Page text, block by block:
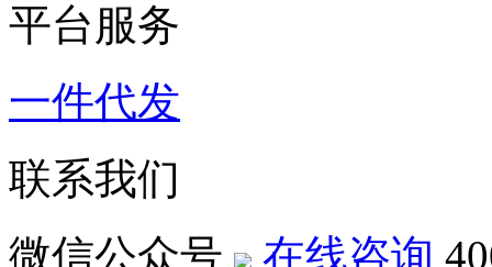
平台服务
一件代发
联系我们
微信公众号
在线咨询